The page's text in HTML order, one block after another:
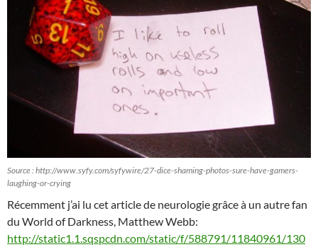
Source : http://www.syfy.com/syfywire/27-dice-shaming-photos-sure-have-gamers-
laughing-or-crying
Récemment j’ai lu cet article de neurologie grâce à un autre fan
du World of Darkness, Matthew Webb:
http://static1.1.sqspcdn.com/static/f/588791/11840961/130